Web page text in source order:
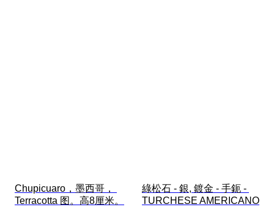
Chupicuaro，墨西哥，
Terracotta 图。高8厘米。
綠松石 - 銀, 鍍金 - 手鈪 -
TURCHESE AMERICANO